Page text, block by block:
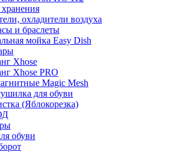
охладители воздуха
и браслеты
мойка Easy Dish
Xhose
Xhose PRO
Magic Mesh
для обуви
(Яблокорезка)
обуви